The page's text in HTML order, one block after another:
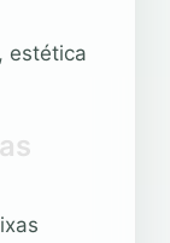
estética